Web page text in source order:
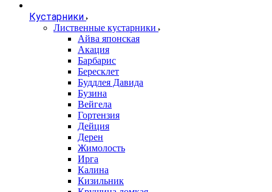
Кустарники
Лиственные кустарники
Айва японская
Акация
Барбарис
Бересклет
Буддлея Давида
Бузина
Вейгела
Гортензия
Дейция
Дерен
Жимолость
Ирга
Калина
Кизильник